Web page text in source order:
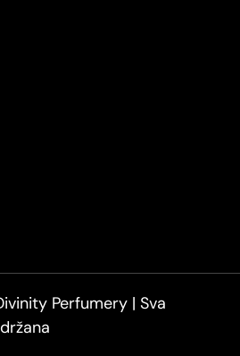
Perfumery | Sva